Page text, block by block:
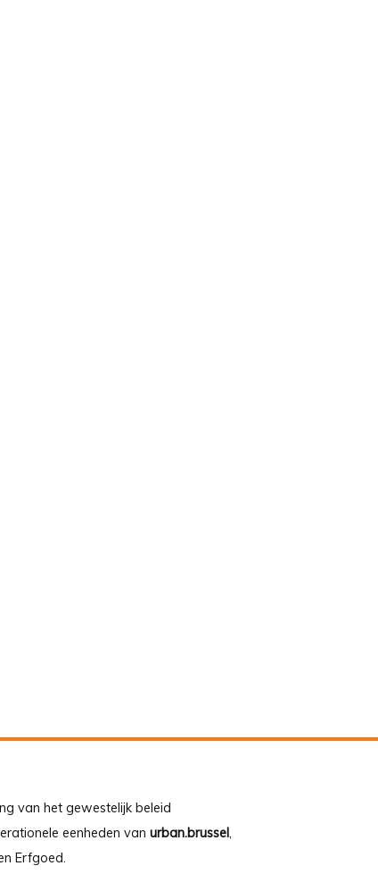
van het gewestelijk beleid
eenheden van urban.brussel,
Erfgoed.